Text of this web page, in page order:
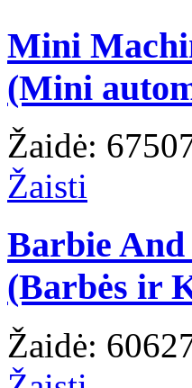
Mini
(Mini
Žaidė:
Žaisti
Barbie And
(Barbės ir
Žaidė: